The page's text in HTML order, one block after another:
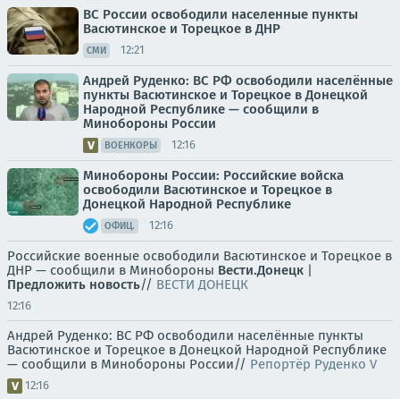
ВС России освободили населенные пункты
Васютинское и Торецкое в ДНР
СМИ 12:21
Андрей Руденко: ВС РФ освободили населённые
пункты Васютинское и Торецкое в Донецкой
Народной Республике — сообщили в
Минобороны России
ВОЕНКОРЫ 12:16
Минобороны России: Российские войска
освободили Васютинское и Торецкое в
Донецкой Народной Республике
ОФИЦ. 12:16
Российские военные освободили Васютинское и Торецкое в
ДНР — сообщили в Минобороны Вести.Донецк |
Предложить новость// ВЕСТИ ДОНЕЦК
12:16
Андрей Руденко: ВС РФ освободили населённые пункты
Васютинское и Торецкое в Донецкой Народной Республике
— сообщили в Минобороны России// Репортёр Руденко V
12:16